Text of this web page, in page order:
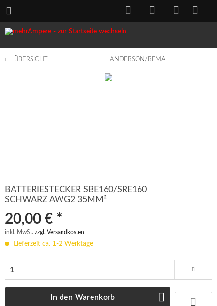
ÜBERSICHT ANDERSON/REMA
BATTERIESTECKER SBE160/SRE160
SCHWARZ AWG2 35MM²
20,00 € *
inkl. MwSt. zzgl. Versandkosten
Lieferzeit ca. 1-2 Werktage
In den Warenkorb